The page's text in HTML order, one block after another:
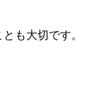
も大切です。